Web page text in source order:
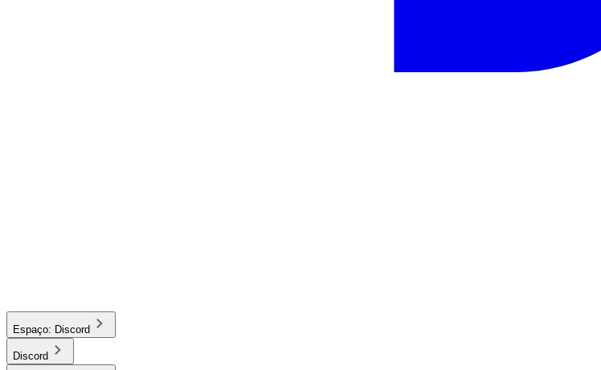
Espaço: Discord
Discord